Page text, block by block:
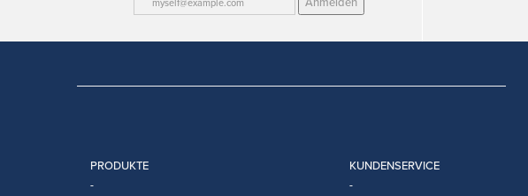
PRODUKTE KUNDENSERVICE